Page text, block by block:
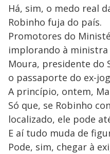
Há, sim, o medo real
Robinho fuja do país.
Promotores do
implorando à ministra
Moura, presidente do
o passaporte do ex-
A princípio, ontem,
Só que, se Robinho
localizado, ele pode
E aí tudo muda de
Pode, sim, chegar à